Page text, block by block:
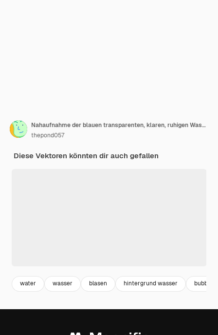
Nahaufnahme der blauen transparenten, klaren, ruhigen Wasseroberflächenstruktur mit Spritzern und Blasen
thepond057
Diese Vektoren könnten dir auch gefallen
water wasser blasen hintergrund wasser bubbles